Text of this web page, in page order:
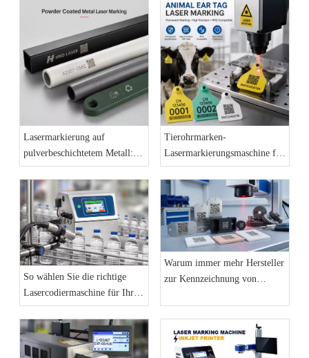
Lasermarkierung auf
pulverbeschichtetem Metall:
Eine dauerhafte
Kennzeichnungslösung für
Industrieprodukte
Tierohrmarken-
Lasermarkierungsmaschine für
das Rückverfolgbarkeitssystem
für Nutztiere
So wählen Sie die richtige
Lasercodiermaschine für Ihre
Produktionslinie aus: Der
vollständige Einkaufsführer
2026
Warum immer mehr Hersteller
zur Kennzeichnung von
umsteigen